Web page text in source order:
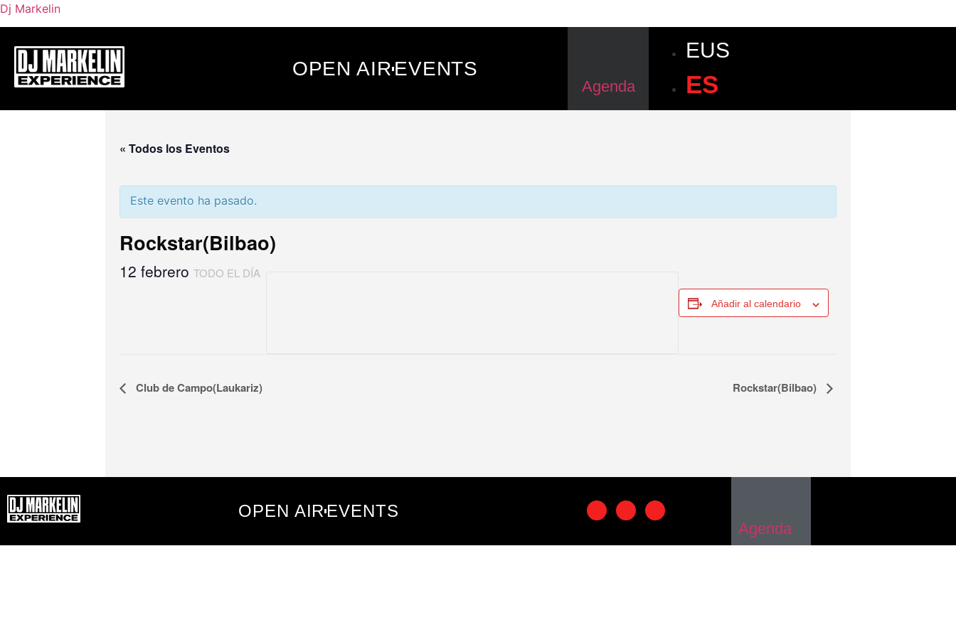
Dj Markelin
OPEN AIREVENTS
Agenda
EUS
ES
« Todos los Eventos
Este evento ha pasado.
Rockstar(Bilbao)
12 febrero TODO EL DÍA
Añadir al calendario
Navegación
Club de Campo(Laukariz) Rockstar(Bilbao)
OPEN AIREVENTS
Agenda